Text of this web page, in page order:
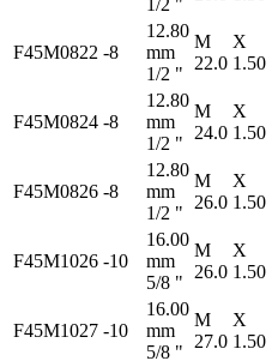
1/2 "
F45M0822 -8
12.80
mm
1/2 "
M
22.0
X
1.50
F45M0824 -8
12.80
mm
1/2 "
M
24.0
X
1.50
F45M0826 -8
12.80
mm
1/2 "
M
26.0
X
1.50
F45M1026 -10
16.00
mm
5/8 "
M
26.0
X
1.50
F45M1027 -10
16.00
mm
5/8 "
M
27.0
X
1.50